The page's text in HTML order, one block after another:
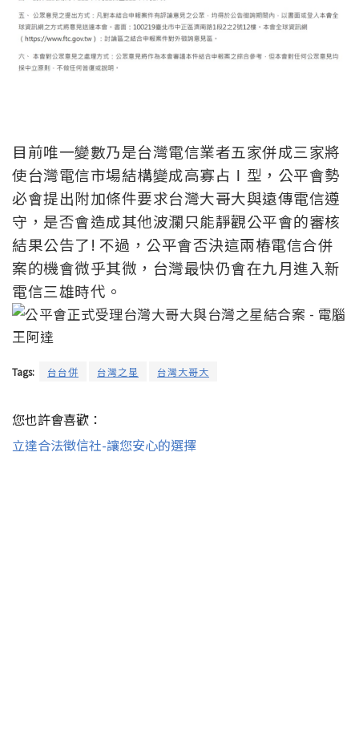
目前唯一變數乃是台灣電信業者五家併成三家將
使台灣電信市場結構變成高寡占Ⅰ型，公平會勢
必會提出附加條件要求台灣大哥大與遠傳電信遵
守，是否會造成其他波瀾只能靜觀公平會的審核
結果公告了! 不過，公平會否決這兩樁電信合併
案的機會微乎其微，台灣最快仍會在九月進入新
電信三雄時代。
Tags: 台台併 台灣之星 台灣大哥大
您也許會喜歡：
立達合法徵信社-讓您安心的選擇